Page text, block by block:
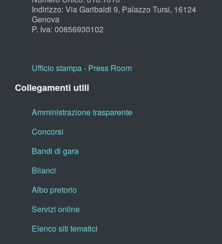
Indirizzo: Via Garibaldi 9, Palazzo Tursi, 16124
Genova
P. Iva: 00856930102
Ufficio stampa - Press Room
Collegamenti utili
Amministrazione trasparente
Concorsi
Bandi di gara
Bilanci
Albo pretorio
Servizi online
Elenco siti tematici